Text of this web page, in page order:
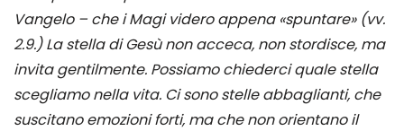
Vangelo – che i Magi videro appena «spuntare» (vv.
2.9.) La stella di Gesù non acceca, non stordisce, ma
invita gentilmente. Possiamo chiederci quale stella
scegliamo nella vita. Ci sono stelle abbaglianti, che
suscitano emozioni forti, ma che non orientano il